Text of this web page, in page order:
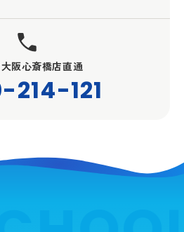
阪心斎橋店直通
214-121